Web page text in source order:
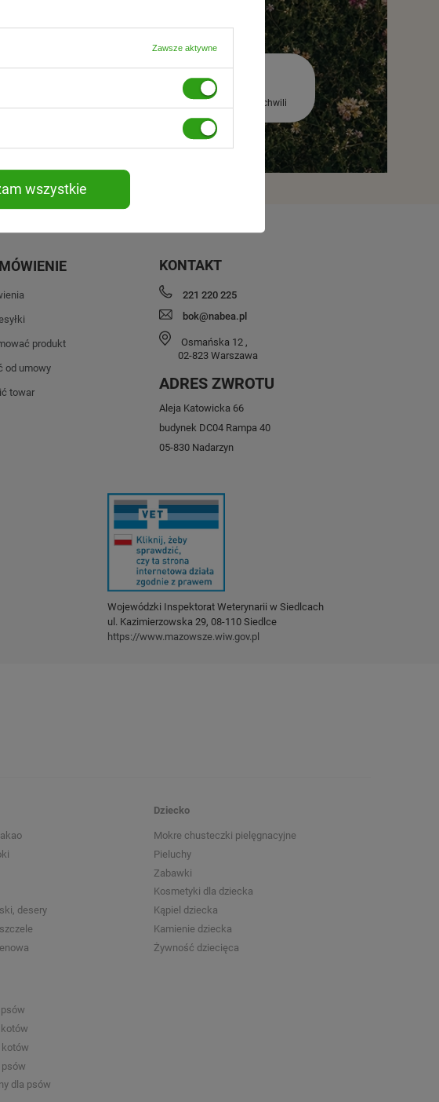
Rezygnacja w każdej chwili
produkt
od umowy
towar
KONTAKT
221 220 225
bok@nabea.pl
Osmańska 12 ,
02-823 Warszawa
ADRES ZWROTU
Aleja Katowicka 66
budynek DC04 Rampa 40
05-830 Nadarzyn
Wojewódzki Inspektorat Weterynarii w Siedlcach
ul. Kazimierzowska 29, 08-110 Siedlce
https://www.mazowsze.wiw.gov.pl
desery
Dziecko
Mokre chusteczki pielęgnacyjne
Pieluchy
Zabawki
Kosmetyki dla dziecka
Kąpiel dziecka
Kamienie dziecka
Żywność dziecięca
kotów
psów
dla psów
Zawsze aktywne
wszystkie